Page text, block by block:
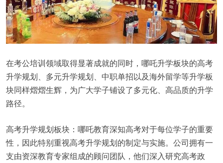
在考公培训领域取得显著成就的同时，哪吒升学板块的高考
升学规划、多元升学规划、中职单招以及海外留学等升学板
块同样熠熠生辉，为广大学子铺设了多元化、高品质的升学
路径。
高考升学规划板块：哪吒教育深知高考对于每位学子的重要
性，因此特别重视高考升学规划的制定与实施。公司拥有一
支由资深教育专家组成的顾问团队，他们深入研究高考政